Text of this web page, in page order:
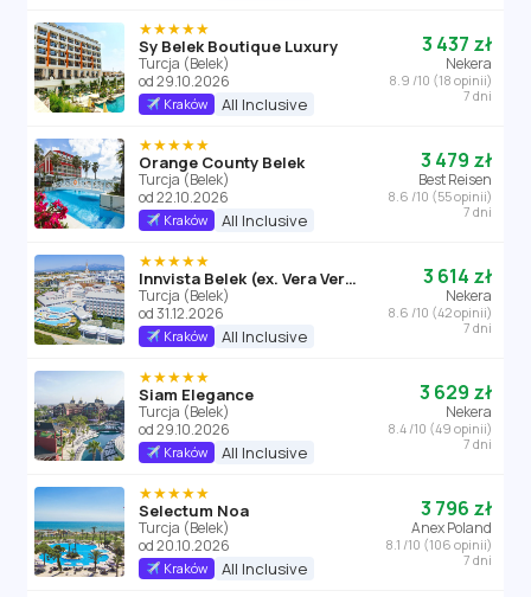
★★★★★
Sy Belek Boutique Luxury
Turcja (Belek)
od 29.10.2026
Kraków All Inclusive
3 437 zł
Nekera
8.9 /10 (18 opinii)
7 dni
★★★★★
Orange County Belek
Turcja (Belek)
od 22.10.2026
Kraków All Inclusive
3 479 zł
Best Reisen
8.6 /10 (55 opinii)
7 dni
★★★★★
Innvista Belek (ex. Vera Verde)
Turcja (Belek)
od 31.12.2026
Kraków All Inclusive
3 614 zł
Nekera
8.6 /10 (42 opinii)
7 dni
★★★★★
Siam Elegance
Turcja (Belek)
od 29.10.2026
Kraków All Inclusive
3 629 zł
Nekera
8.4 /10 (49 opinii)
7 dni
★★★★★
Selectum Noa
Turcja (Belek)
od 20.10.2026
Kraków All Inclusive
3 796 zł
Anex Poland
8.1 /10 (106 opinii)
7 dni